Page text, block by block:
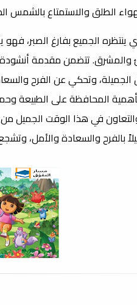
الطلق والاستمتاع بالشمس
الجميع بفارغ الصبر، فهو
والمشرق. تتضمن مقدمة
وتحكي عن الفرح
المحافظة على الطبيعة
في هذا الوقت الجميل
بالفرح والسعادة والأمل،